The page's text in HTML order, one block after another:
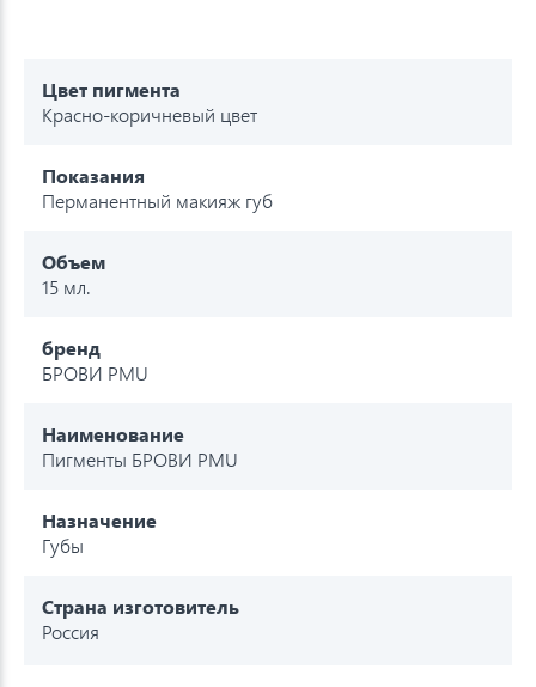
Цвет пигмента
Красно-коричневый цвет
Показания
Перманентный макияж губ
Объем
15 мл.
бренд
БРОВИ PMU
Наименование
Пигменты БРОВИ PMU
Назначение
Губы
Страна изготовитель
Россия